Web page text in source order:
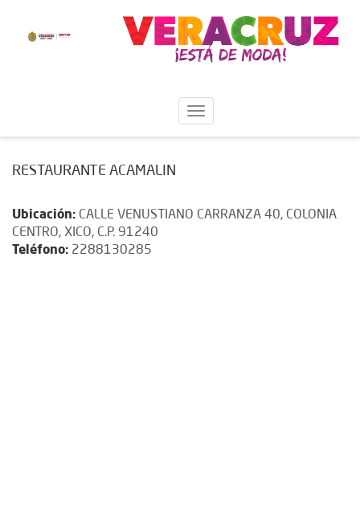
RESTAURANTE ACAMALIN
Ubicación: CALLE VENUSTIANO CARRANZA 40, COLONIA
CENTRO, XICO, C.P. 91240
Teléfono: 2288130285